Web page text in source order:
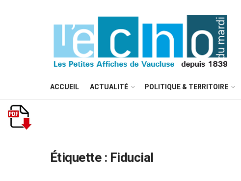
ACCUEIL ACTUALITÉ POLITIQUE & TERRITOIRE
Étiquette : Fiducial